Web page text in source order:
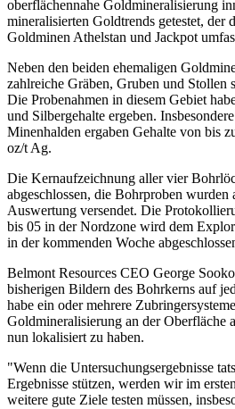
oberflächennahe Goldmineralisierung
mineralisierten Goldtrends getestet, der
Goldminen Athelstan und Jackpot
Neben den beiden ehemaligen
zahlreiche Gräben, Gruben und Stollen
Die Probenahmen in diesem Gebiet
und Silbergehalte ergeben.
Minenhalden ergaben Gehalte von bis
oz/t Ag.
Die Kernaufzeichnung aller vier
abgeschlossen, die Bohrproben
Auswertung versendet. Die
bis 05 in der Nordzone wird dem
in der kommenden Woche
Belmont Resources CEO George
bisherigen Bildern des Bohrkerns auf
habe ein oder mehrere
Goldmineralisierung an der Oberfläche
nun lokalisiert zu haben.
"Wenn die Untersuchungsergebnisse
Ergebnisse stützen, werden wir im
weitere gute Ziele testen müssen,